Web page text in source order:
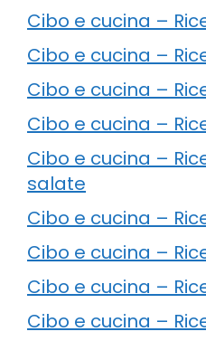
Cibo e cucina –
Cibo e cucina –
Cibo e cucina –
Cibo e cucina –
Cibo e cucina –
salate
Cibo e cucina –
Cibo e cucina –
Cibo e cucina –
Cibo e cucina –